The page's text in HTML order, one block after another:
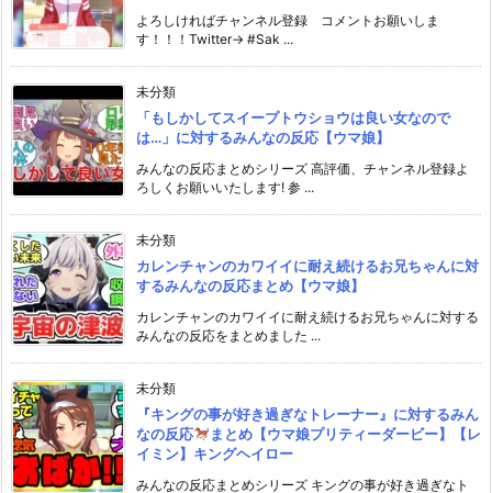
よろしければチャンネル登録 コメントお願いしま
す！！！Twitter→ #Sak ...
未分類
「もしかしてスイープトウショウは良い女なので
は…」に対するみんなの反応【ウマ娘】
みんなの反応まとめシリーズ 高評価、チャンネル登録よ
ろしくお願いいたします! 参 ...
未分類
カレンチャンのカワイイに耐え続けるお兄ちゃんに対
するみんなの反応まとめ【ウマ娘】
カレンチャンのカワイイに耐え続けるお兄ちゃんに対する
みんなの反応をまとめました ...
未分類
『キングの事が好き過ぎなトレーナー』に対するみん
なの反応
まとめ【ウマ娘プリティーダービー】【レ
イミン】キングヘイロー
みんなの反応まとめシリーズ キングの事が好き過ぎなト